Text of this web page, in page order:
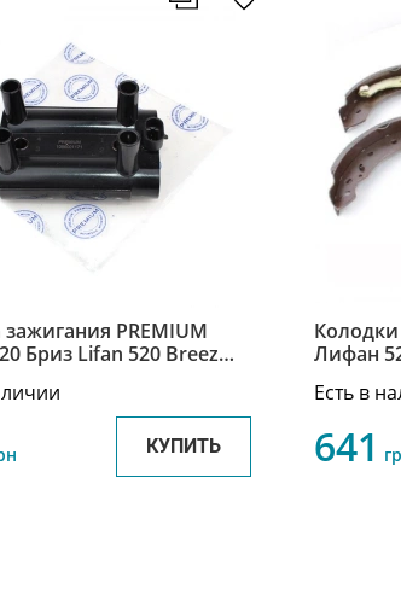
PREMIUM
Бриз Lifan 520 Breez
КУПИТЬ
Лифан
Есть в
641